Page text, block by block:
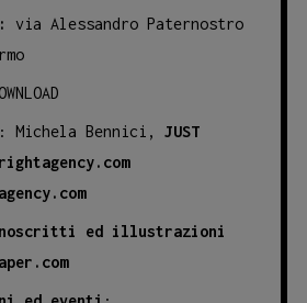
via Alessandro Paternostro
: Michela Bennici, JUST
ed illustrazioni